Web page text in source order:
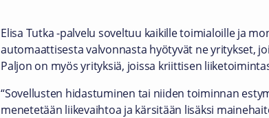
Elisa Tutka -palvelu soveltuu kaikille toimialoille ja
automaattisesta valvonnasta hyötyvät ne yritykset,
Paljon on myös yrityksiä, joissa kriittisen
“Sovellusten hidastuminen tai niiden toiminnan
menetetään liikevaihtoa ja kärsitään lisäksi